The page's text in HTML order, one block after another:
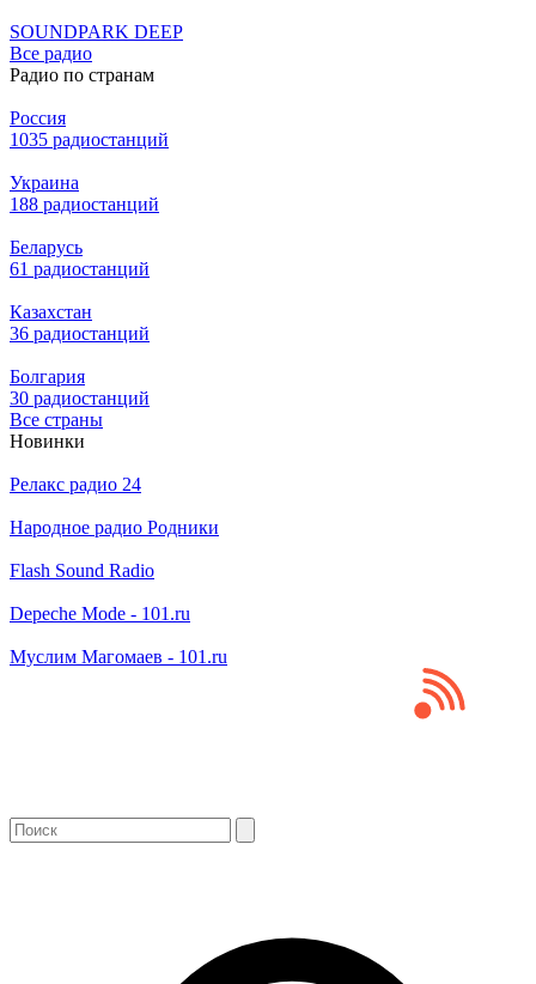
SOUNDPARK DEEP
Все радио
Радио по странам
Россия
1035 радиостанций
Украина
188 радиостанций
Беларусь
61 радиостанций
Казахстан
36 радиостанций
Болгария
30 радиостанций
Все страны
Новинки
Релакс радио 24
Народное радио Родники
Flash Sound Radio
Depeche Mode - 101.ru
Муслим Магомаев - 101.ru